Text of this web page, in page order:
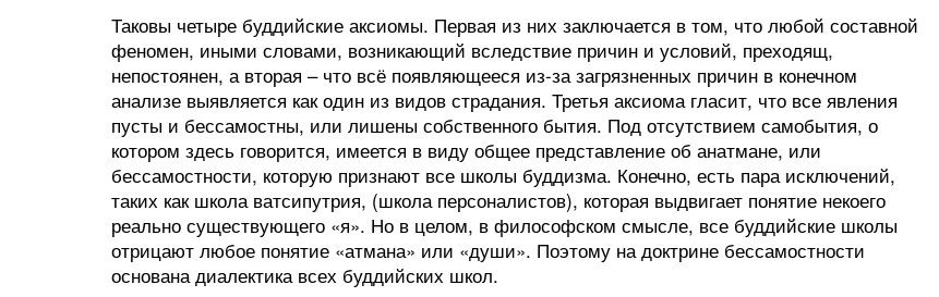
Таковы четыре буддийские аксиомы. Первая из них заключается в том, что любой составной
феномен, иными словами, возникающий вследствие причин и условий, преходящ,
непостоянен, а вторая – что всё появляющееся из-за загрязненных причин в конечном
анализе выявляется как один из видов страдания. Третья аксиома гласит, что все явления
пусты и бессамостны, или лишены собственного бытия. Под отсутствием самобытия, о
котором здесь говорится, имеется в виду общее представление об анатмане, или
бессамостности, которую признают все школы буддизма. Конечно, есть пара исключений,
таких как школа ватсипутрия, (школа персоналистов), которая выдвигает понятие некоего
реально существующего «я». Но в целом, в философском смысле, все буддийские школы
отрицают любое понятие «атмана» или «души». Поэтому на доктрине бессамостности
основана диалектика всех буддийских школ.